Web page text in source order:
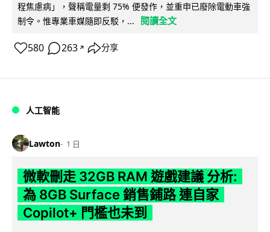
程焦慮病」，聲稱電量剩 75% 便發作，並重申已廢除電動車強
制令。惟專業車媒隨即反駁，...
閱讀全文
580 263 ↗ 分享
人工智能
Lawton 1 日
微軟刪走 32GB RAM 遊戲建議 分析:
為 8GB Surface 銷售鋪路 連自家
Copilot+ 門檻也未到